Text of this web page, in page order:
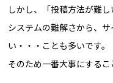
しかし、「投稿方法が難
システムの難解さから、
い・・・ことも多いです。
そのため一番大事にするこ